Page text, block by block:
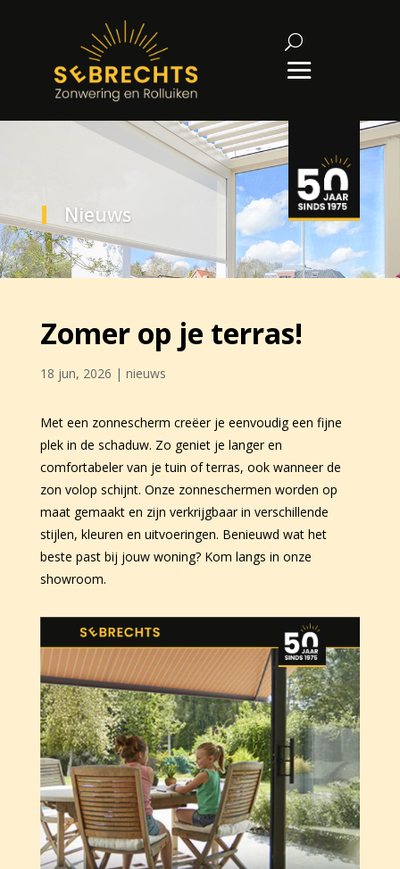
Nieuws
Zomer op je terras!
18 jun, 2026 | nieuws
Met een zonnescherm creëer je eenvoudig een fijne
plek in de schaduw. Zo geniet je langer en
comfortabeler van je tuin of terras, ook wanneer de
zon volop schijnt. Onze zonneschermen worden op
maat gemaakt en zijn verkrijgbaar in verschillende
stijlen, kleuren en uitvoeringen. Benieuwd wat het
beste past bij jouw woning? Kom langs in onze
showroom.